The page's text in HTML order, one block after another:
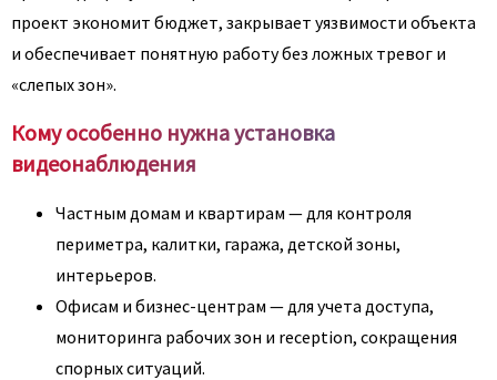
проект экономит бюджет, закрывает уязвимости объекта
и обеспечивает понятную работу без ложных тревог и
«слепых зон».
Кому особенно нужна установка
видеонаблюдения
Частным домам и квартирам — для контроля
периметра, калитки, гаража, детской зоны,
интерьеров.
Офисам и бизнес-центрам — для учета доступа,
мониторинга рабочих зон и reception, сокращения
спорных ситуаций.